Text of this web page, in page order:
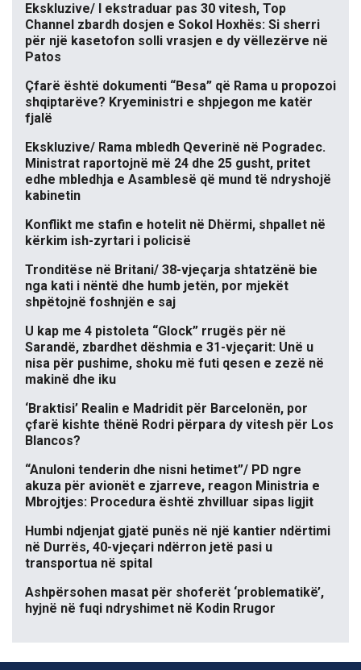
Ekskluzive/ I ekstraduar pas 30 vitesh, Top
Channel zbardh dosjen e Sokol Hoxhës: Si sherri
për një kasetofon solli vrasjen e dy vëllezërve në
Patos
Çfarë është dokumenti “Besa” që Rama u propozoi
shqiptarëve? Kryeministri e shpjegon me katër
fjalë
Ekskluzive/ Rama mbledh Qeverinë në Pogradec.
Ministrat raportojnë më 24 dhe 25 gusht, pritet
edhe mbledhja e Asamblesë që mund të ndryshojë
kabinetin
Konflikt me stafin e hotelit në Dhërmi, shpallet në
kërkim ish-zyrtari i policisë
Tronditëse në Britani/ 38-vjeçarja shtatzënë bie
nga kati i nëntë dhe humb jetën, por mjekët
shpëtojnë foshnjën e saj
U kap me 4 pistoleta “Glock” rrugës për në
Sarandë, zbardhet dëshmia e 31-vjeçarit: Unë u
nisa për pushime, shoku më futi qesen e zezë në
makinë dhe iku
‘Braktisi’ Realin e Madridit për Barcelonën, por
çfarë kishte thënë Rodri përpara dy vitesh për Los
Blancos?
“Anuloni tenderin dhe nisni hetimet”/ PD ngre
akuza për avionët e zjarreve, reagon Ministria e
Mbrojtjes: Procedura është zhvilluar sipas ligjit
Humbi ndjenjat gjatë punës në një kantier ndërtimi
në Durrës, 40-vjeçari ndërron jetë pasi u
transportua në spital
Ashpërsohen masat për shoferët ‘problematikë’,
hyjnë në fuqi ndryshimet në Kodin Rrugor